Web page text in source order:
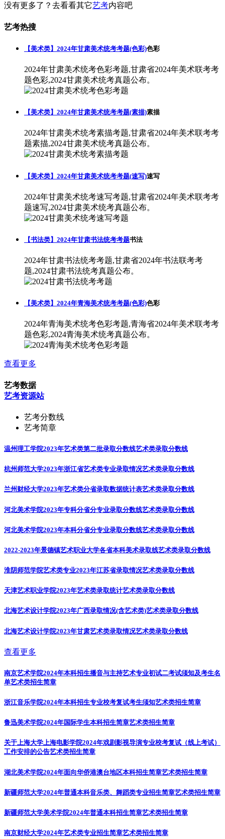
没有更多了？去看看其它艺考内容吧
艺考热搜
【美术类】2024年甘肃美术统考考题(色彩)色彩
2024年甘肃美术统考色彩考题,甘肃省2024年美术联考考
题色彩,2024甘肃美术统考真题公布。
【美术类】2024年甘肃美术统考考题(素描)素描
2024年甘肃美术统考素描考题,甘肃省2024年美术联考考
题素描,2024甘肃美术统考真题公布。
【美术类】2024年甘肃美术统考考题(速写)速写
2024年甘肃美术统考速写考题,甘肃省2024年美术联考考
题速写,2024甘肃美术统考真题公布。
【书法类】2024年甘肃书法统考考题书法
2024年甘肃书法统考考题,甘肃省2024年书法联考考
题,2024甘肃书法统考真题公布。
【美术类】2024年青海美术统考考题(色彩)色彩
2024年青海美术统考色彩考题,青海省2024年美术联考考
题色彩,2024青海美术统考真题公布。
查看更多
艺考数据
艺考资源站
艺考分数线
艺考简章
温州理工学院2023年艺术类第二批录取分数线艺术类录取分数线
杭州师范大学2023年浙江省艺术类专业录取情况艺术类录取分数线
兰州财经大学2023年艺术类分省录取数据统计表艺术类录取分数线
河北美术学院2023年专科分省分专业录取分数线艺术类录取分数线
河北美术学院2023年本科分省分专业录取分数线艺术类录取分数线
2022-2023年景德镇艺术职业大学各省本科美术录取线艺术类录取分数线
淮阴师范学院艺术类专业2023年江苏省录取情况艺术类录取分数线
天津艺术职业学院2023年艺术类录取统计艺术类录取分数线
北海艺术设计学院2023年广西录取情况(含艺术类)艺术类录取分数线
北海艺术设计学院2023年甘肃艺术类录取情况艺术类录取分数线
查看更多
南京艺术学院2024年本科招生播音与主持艺术专业初试二考试须知及考生名
单艺术类招生简章
浙江音乐学院2024年本科招生专业校考复试考生须知艺术类招生简章
鲁迅美术学院2024年国际学生本科招生简章艺术类招生简章
关于上海大学上海电影学院2024年戏剧影视导演专业校考复试（线上考试）
工作安排的公告艺术类招生简章
湖北美术学院2024年面向华侨港澳台地区本科招生简章艺术类招生简章
新疆师范大学2024年普通本科音乐类、舞蹈类专业招生简章艺术类招生简章
新疆师范大学美术学院2024年普通本科招生简章艺术类招生简章
南京财经大学2024年艺术类专业招生简章艺术类招生简章